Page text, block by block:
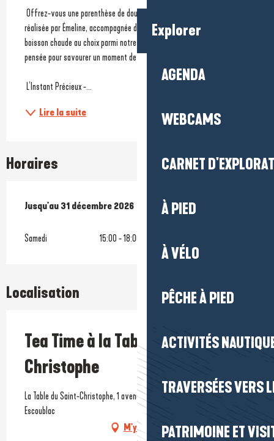
Explorer
AGENDA
WEBCAMS
CARNET
À PIED
À VÉLO
PÊCHE À PIED
ACTIVITÉS
TRAVERSÉES VERS
PATRIMOINE ET
réalisée par Émeline, accompagnée d’un rafraîchissement ou d’une
boisson chaude au choix parmi notre carte. Une formule gourmande
pensée pour savourer un moment de détente et de plaisir.
L’Instant Précieux -...
Lire la suite
Horaires
Du4 juin 2026au31 décembre 2026
Jusqu'au 31 décembre 2026
Samedi 15:00 - 18:00
Localisation
Tea Time à la Table du Saint-
Christophe
La Table du Saint-Christophe, 1 avenue des Alcyons, 44500 La Baule-
Escoublac
M'y rendre